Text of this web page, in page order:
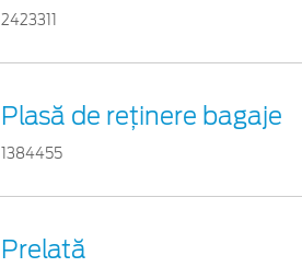
2423311
Plasă de reţinere bagaje
1384455
Prelată